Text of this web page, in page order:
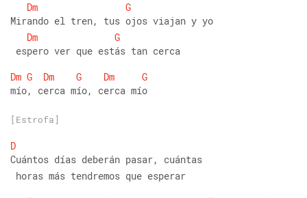
Dm
G
Mirando el tren, tus ojos viajan y yo
Dm
G
espero ver que estás tan cerca
Dm G Dm G Dm
G
mío, cerca mío, cerca mío
[Estrofa]
D
Cuántos días deberán pasar, cuántas
horas más tendremos que esperar